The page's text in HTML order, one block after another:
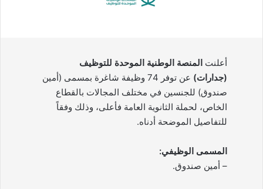
أعلنت المنصة الوطنية الموحدة للتوظيف
(جدارات)
عن توفر 74 وظيفة شاغرة بمسمى (أمين
صندوق) للجنسين في مختلف المجالات بالقطاع
الخاص، لحملة الثانوية العامة فأعلى، وذلك وفقاً
للتفاصيل الموضحة أدناه.
المسمى الوظيفي:
– أمين صندوق.